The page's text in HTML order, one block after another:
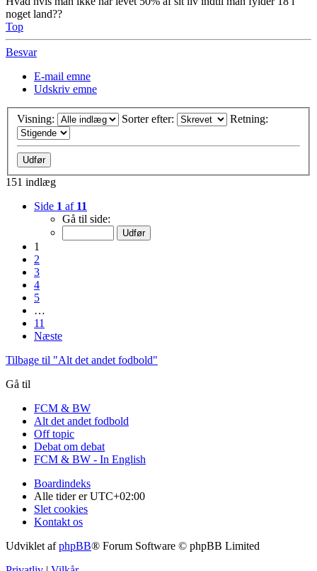
noget land??
Top
Besvar
E-mail emne
Udskriv emne
Visning: Sorter efter: Retning:
151 indlæg
Side 1 af 11
Gå til side:
1
2
3
4
5
…
11
Næste
Tilbage til "Alt det andet fodbold"
Gå til
FCM & BW
Alt det andet fodbold
Off topic
Debat om debat
FCM & BW - In English
Boardindeks
Alle tider erUTC+02:00
Slet cookies
Kontakt os
Udviklet afphpBB® Forum Software © phpBB Limited